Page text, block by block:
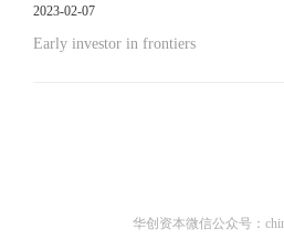
2023-02-07
Early investor in frontiers
华创资本微信公众号：